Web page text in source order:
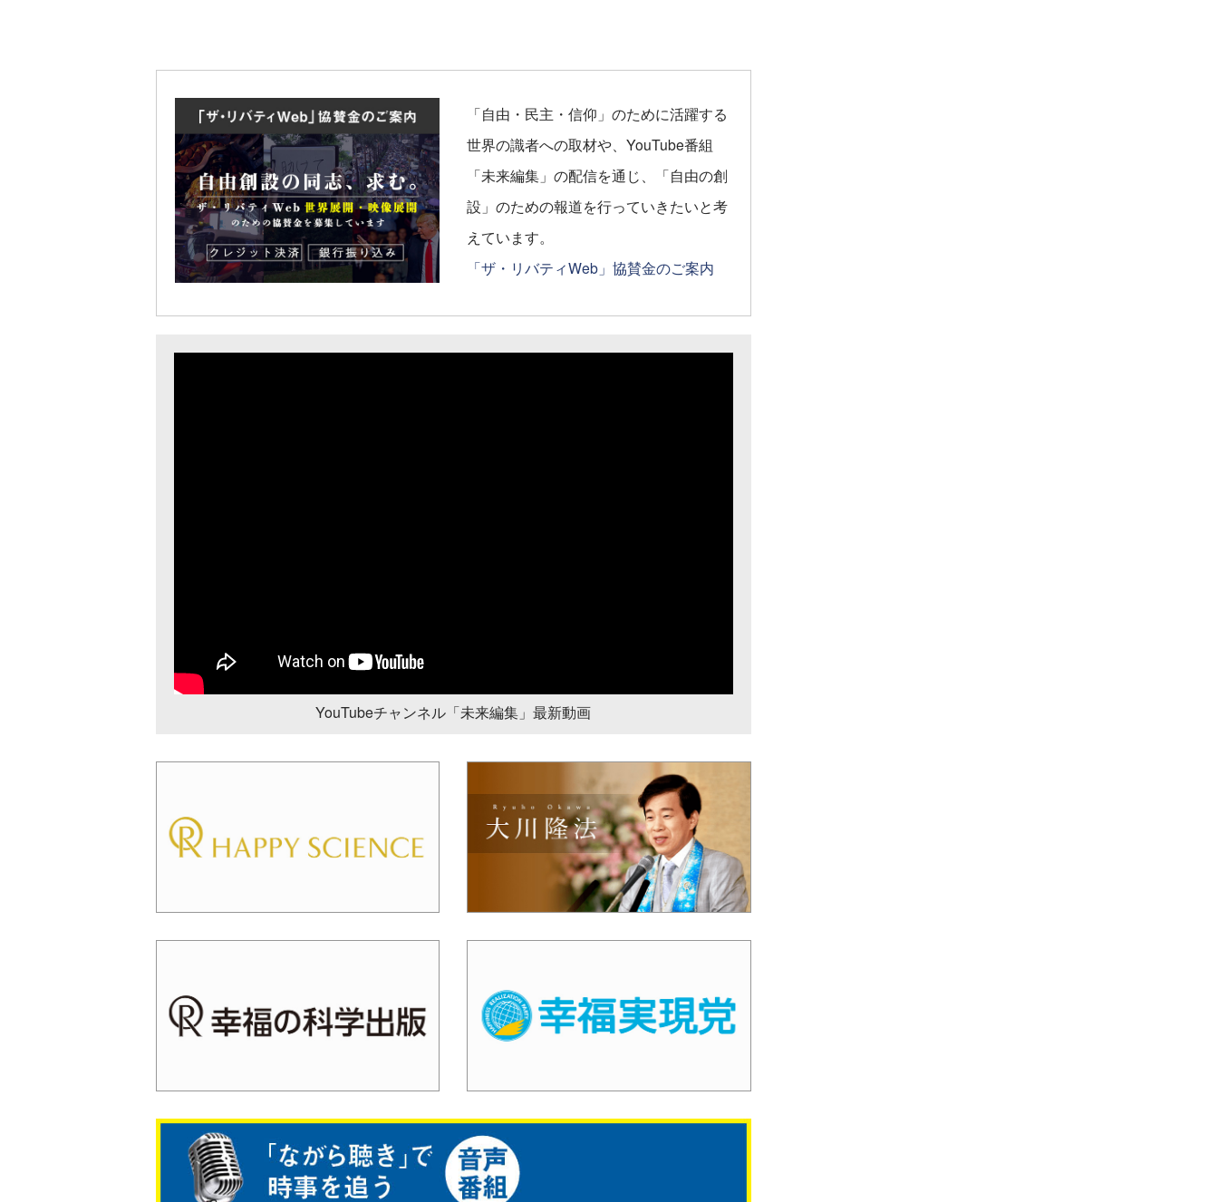
「自由・民主・信仰」のために活躍する
世界の識者への取材や、YouTube番組
「未来編集」の配信を通じ、「自由の創
設」のための報道を行っていきたいと考
えています。
「ザ・リバティWeb」協賛金のご案内
YouTubeチャンネル「未来編集」最新動画